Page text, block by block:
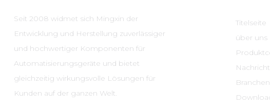
Seit 2008 widmet sich Mingxin der
Entwicklung und Herstellung zuverlässiger
und hochwertiger Komponenten für
Automatisierungsgeräte und bietet
gleichzeitig wirkungsvolle Lösungen für
Kunden auf der ganzen Welt.
Titelseite
über uns